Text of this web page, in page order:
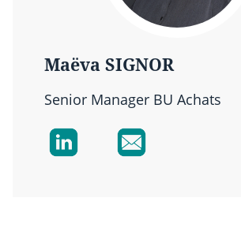
Maëva SIGNOR
Senior Manager BU Achats